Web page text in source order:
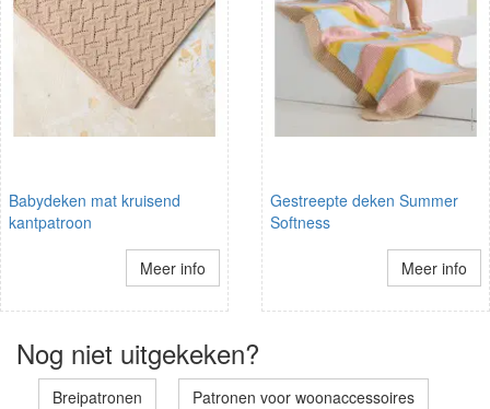
Babydeken mat kruisend
kantpatroon
Meer info
Gestreepte deken Summer
Softness
Meer info
Nog niet uitgekeken?
Breipatronen
Patronen voor woonaccessoires